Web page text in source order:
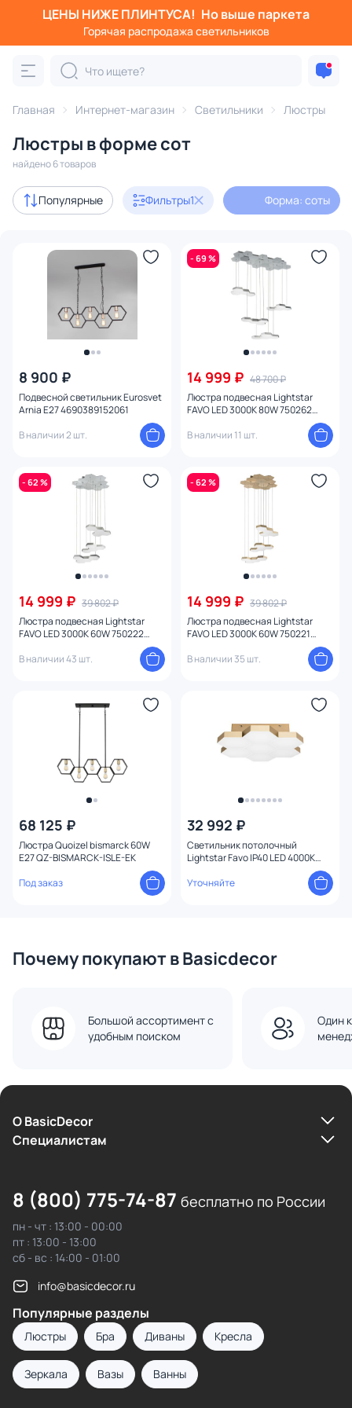
ЦЕНЫ НИЖЕ ПЛИНТУСА! Но выше паркета
Горячая распродажа светильников
Главная Интернет-магазин Светильники Люстры
Люстры в форме сот
найдено 6 товаров
Популярные Фильтры1 Форма: соты
8 900 ₽
Подвесной светильник Eurosvet
Arnia E27 4690389152061
В наличии 2 шт.
- 69 %
14 999 ₽ 48 700 ₽
Люстра подвесная Lightstar
FAVO LED 3000K 80W 750262
В наличии 11 шт.
- 62 %
14 999 ₽ 39 802 ₽
Люстра подвесная Lightstar
FAVO LED 3000K 60W 750222
В наличии 43 шт.
- 62 %
14 999 ₽ 39 802 ₽
Люстра подвесная Lightstar
FAVO LED 3000K 60W 750221
В наличии 35 шт.
68 125 ₽
Люстра Quoizel bismarck 60W
E27 QZ-BISMARCK-ISLE-EK
Под заказ
32 992 ₽
Светильник потолочный
Lightstar Favo IP40 LED 4000К
Уточняйте
Почему покупают в Basicdecor
Большой ассортимент с
удобным поиском
Один
О BasicDecor
Cпециалистам
8 (800) 775-74-87 бесплатно по России
пн - чт : 13:00 - 00:00
пт : 13:00 - 13:00
сб - вс : 14:00 - 01:00
info@basicdecor.ru
Популярные разделы
Люстры Бра Диваны Кресла
Зеркала Вазы Ванны
Фильтры
Категория:
подвесные потолочные
Акции 3
Дизайнерский свет 6
В наличии 4
Цена
От До
Бренд
Страна
Материал плафона
Высота (мм)
Ширина (мм)
Цоколь
плафон 1
Оформление